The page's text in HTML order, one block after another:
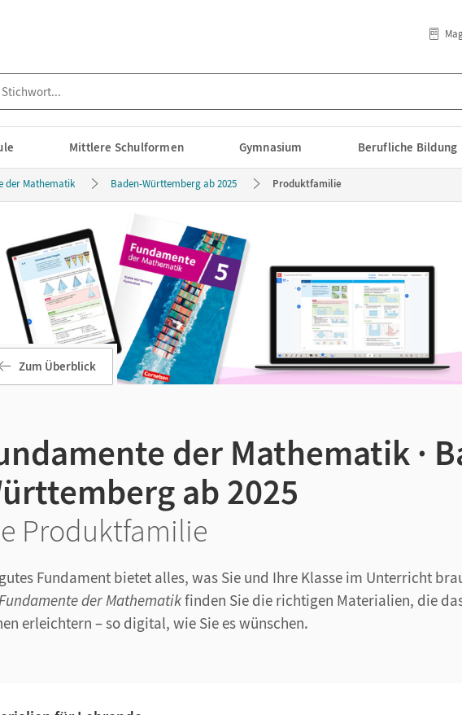
Mittlere Schulformen Gymnasium Berufliche Bildung
der Mathematik Baden-Württemberg ab 2025 Produktfamilie
Zum Überblick
der Mathematik ·
ab 2025
Produktfamilie
Fundament bietet alles, was Sie und Ihre Klasse im Unterricht
der Mathematikfinden Sie die richtigen Materialien, die
erleichtern – so digital, wie Sie es wünschen.